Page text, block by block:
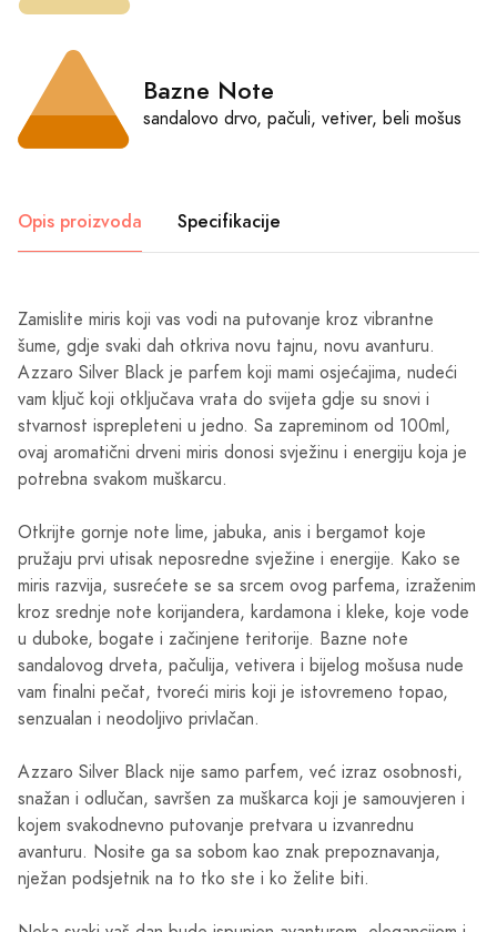
Bazne Note
sandalovo drvo, pačuli, vetiver, beli mošus
Opis proizvoda Specifikacije
Zamislite miris koji vas vodi na putovanje kroz vibrantne
šume, gdje svaki dah otkriva novu tajnu, novu avanturu.
Azzaro Silver Black je parfem koji mami osjećajima, nudeći
vam ključ koji otključava vrata do svijeta gdje su snovi i
stvarnost isprepleteni u jedno. Sa zapreminom od 100ml,
ovaj aromatični drveni miris donosi svježinu i energiju koja je
potrebna svakom muškarcu.
Otkrijte gornje note lime, jabuka, anis i bergamot koje
pružaju prvi utisak neposredne svježine i energije. Kako se
miris razvija, susrećete se sa srcem ovog parfema, izraženim
kroz srednje note korijandera, kardamona i kleke, koje vode
u duboke, bogate i začinjene teritorije. Bazne note
sandalovog drveta, pačulija, vetivera i bijelog mošusa nude
vam finalni pečat, tvoreći miris koji je istovremeno topao,
senzualan i neodoljivo privlačan.
Azzaro Silver Black nije samo parfem, već izraz osobnosti,
snažan i odlučan, savršen za muškarca koji je samouvjeren i
kojem svakodnevno putovanje pretvara u izvanrednu
avanturu. Nosite ga sa sobom kao znak prepoznavanja,
nježan podsjetnik na to tko ste i ko želite biti.